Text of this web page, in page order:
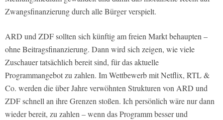
Zwangsfinanzierung durch alle Bürger verspielt.
ARD und ZDF sollten sich künftig am freien Markt behaupten –
ohne Beitragsfinanzierung. Dann wird sich zeigen, wie viele
Zuschauer tatsächlich bereit sind, für das aktuelle
Programmangebot zu zahlen. Im Wettbewerb mit Netflix, RTL &
Co. werden die über Jahre verwöhnten Strukturen von ARD und
ZDF schnell an ihre Grenzen stoßen. Ich persönlich wäre nur dann
wieder bereit, zu zahlen – wenn das Programm besser und